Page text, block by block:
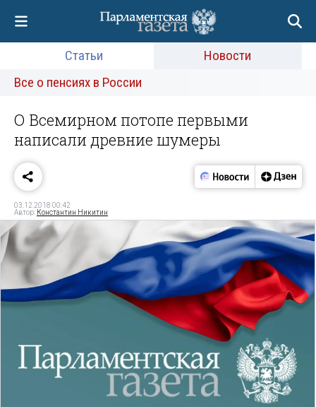
Статьи
Новости
Все о пенсиях в России
О Всемирном потопе первыми
написали древние шумеры
03.12.2018 00:42
Автор: Константин Никитин